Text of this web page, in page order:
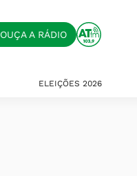
OUÇA A RÁDIO
ELEIÇÕES 2026